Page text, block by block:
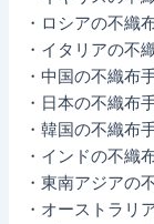
・ロシアの不織
・イタリアの不
・中国の不織布
・日本の不織布
・韓国の不織布
・インドの不織
・東南アジアの
・オーストラリ